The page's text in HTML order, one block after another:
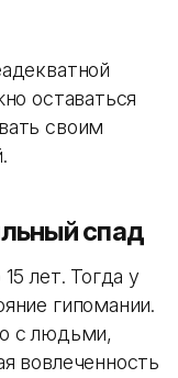
оставаться
своим
спад
лет. Тогда у
гипомании.
с людьми,
вовлеченность